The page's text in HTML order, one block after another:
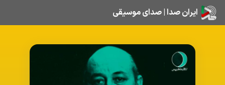
ایران صدا | صدای موسیقی